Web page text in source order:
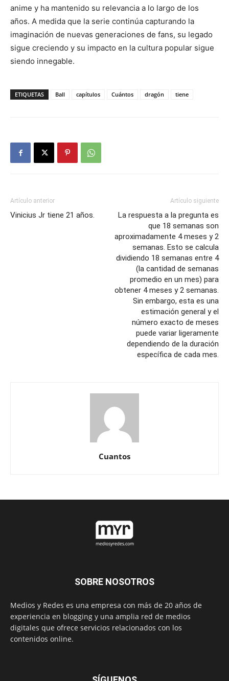
anime y ha mantenido su relevancia a lo largo de los
años. A medida que la serie continúa capturando la
imaginación de nuevas generaciones de fans, su legado
sigue creciendo y su impacto en la cultura popular sigue
siendo innegable.
ETIQUETAS Ball capítulos Cuántos dragón tiene
Artículo anterior
Vinicius Jr tiene 21 años.
Artículo siguiente
La respuesta a la pregunta es
que 18 semanas son
aproximadamente 4 meses y 2
semanas. Esto se calcula
dividiendo 18 semanas entre 4
(la cantidad de semanas
promedio en un mes) para
obtener 4 meses y 2 semanas.
Sin embargo, esta es una
estimación general y el
número exacto de meses
puede variar ligeramente
dependiendo de la duración
específica de cada mes.
Cuantos
SOBRE NOSOTROS
Medios y Redes es una empresa con más de 20 años de
experiencia en blogging y una amplia red de medios
digitales que ofrece servicios relacionados con los
contenidos online.